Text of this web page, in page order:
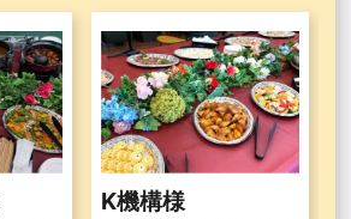
K機構様